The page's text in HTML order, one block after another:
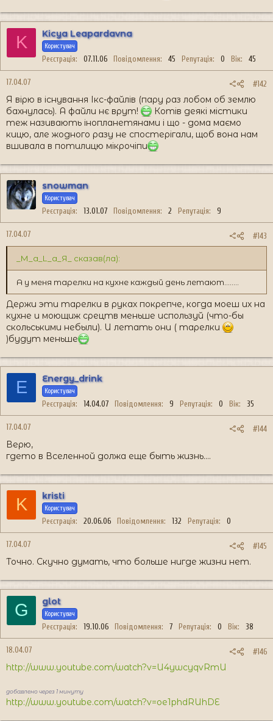
K Kicya Leapardavna
Користувач
Реєстрація 07.11.06 Повідомлення 45 Репутація 0 Вік 45
17.04.07 #142
Я вірю в існування Ікс-файлів (пару раз лобом об землю
бахнулась). А файли нє врут!
Котів деякі містики
теж називають інопланетянами і що - дома маємо
кицю, але жодного разу не спостерігали, щоб вона нам
вшивала в потилицю мікрочіпи
snowman
Користувач
Реєстрація 13.01.07 Повідомлення 2 Репутація 9
17.04.07 #143
_М_а_L_а_Я_ сказав(ла):
А у меня тарелки на кухне каждый день летают........
Держи эти тарелки в руках покрепче, когда моеш их на
кухне и моющиж срецтв меньше используй (что-бы
скольськими небыли). И летать они ( тарелки
)будут меньше
E Energy_drink
Користувач
Реєстрація 14.04.07 Повідомлення 9 Репутація 0 Вік 35
17.04.07 #144
Верю,
гдето в Вселенной должа еще быть жизнь....
K kristi
Користувач
Реєстрація 20.06.06 Повідомлення 132 Репутація 0
17.04.07 #145
Точно. Скучно думать, что больше нигде жизни нет.
G glot
Користувач
Реєстрація 19.10.06 Повідомлення 7 Репутація 0 Вік 38
18.04.07 #146
http://www.youtube.com/watch?v=U4ywcyqvRmU
добавлено через 1 минуту
http://www.youtube.com/watch?v=oe1phdRUhDE